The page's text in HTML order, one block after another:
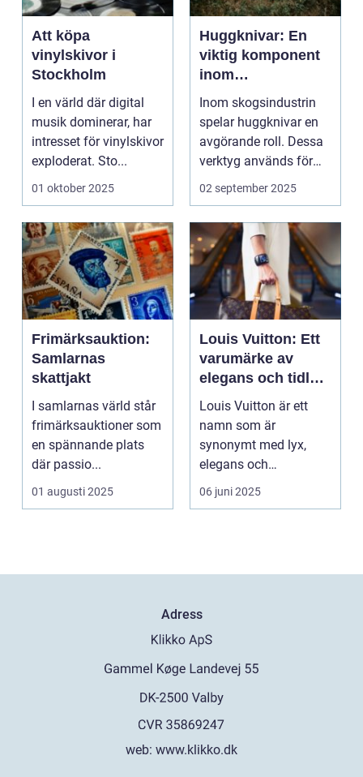
Att köpa
vinylskivor i
Stockholm
I en värld där digital
musik dominerar, har
intresset för vinylskivor
exploderat. Sto...
01 oktober 2025
Huggknivar: En
viktig komponent
inom
skogsindustrin
Inom skogsindustrin
spelar huggknivar en
avgörande roll. Dessa
verktyg används för
at...
02 september 2025
Frimärksauktion:
Samlarnas
skattjakt
I samlarnas värld står
frimärksauktioner som
en spännande plats
där passio...
01 augusti 2025
Louis Vuitton: Ett
varumärke av
elegans och tidlös
stil
Louis Vuitton är ett
namn som är
synonymt med lyx,
elegans och
överlägsen kvalit...
06 juni 2025
Adress
web: www.klikko.dk